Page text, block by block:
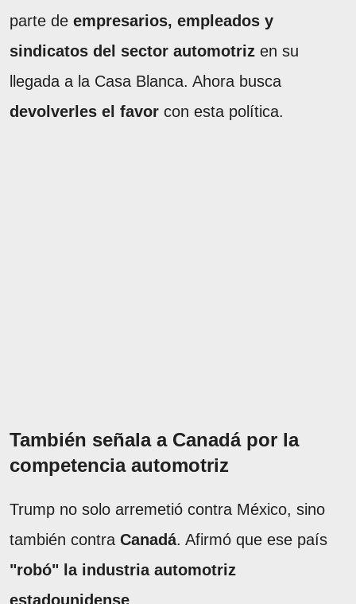
parte de empresarios, empleados y
sindicatos del sector automotriz en su
llegada a la Casa Blanca. Ahora busca
devolverles el favor con esta política.
También señala a Canadá por la
competencia automotriz
Trump no solo arremetió contra México, sino
también contra Canadá. Afirmó que ese país
"robó" la industria automotriz
estadounidense